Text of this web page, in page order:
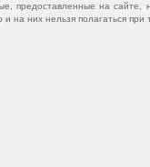
предоставленные на
на них нельзя полагаться при